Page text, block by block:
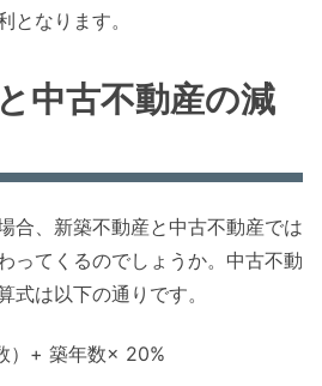
となります。
中古不動産の減
合、新築不動産と中古不動産では
ってくるのでしょうか。中古不動
式は以下の通りです。
）+ 築年数× 20%